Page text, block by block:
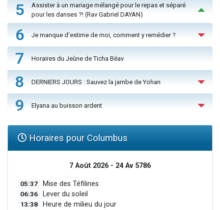
5
Assister à un mariage mélangé pour le repas et séparé
pour les danses ?! (Rav Gabriel DAYAN)
6 Je manque d'estime de moi, comment y remédier ?
7 Horaires du Jeûne de Ticha Béav
8 DERNIERS JOURS : Sauvez la jambe de Yohan
9 Elyana au buisson ardent
Horaires pour Columbus
7 Août 2026 - 24 Av 5786
05:37 Mise des Téfilines
06:36 Lever du soleil
13:38 Heure de milieu du jour